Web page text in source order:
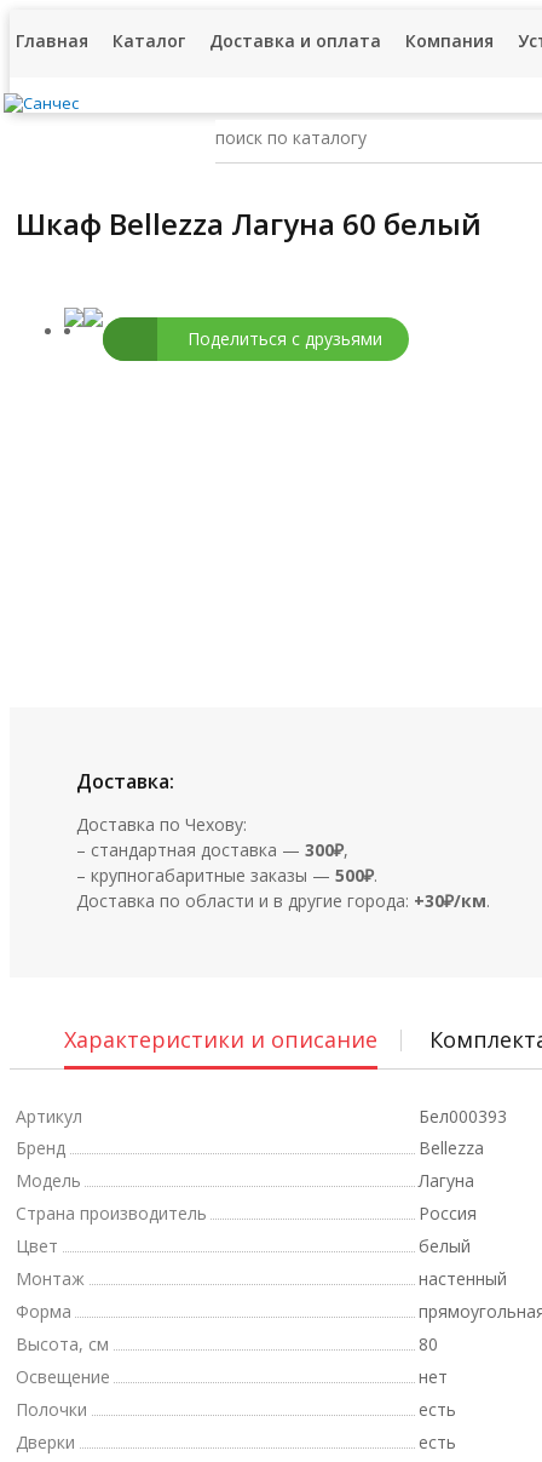
Главная Каталог Доставка и оплата Компания
Шкаф Bellezza Лагуна 60 белый
Поделиться с друзьями
Доставка:
Доставка по Чехову:
– стандартная доставка — 300₽,
– крупногабаритные заказы — 500₽.
Доставка по области и в другие города: +30₽/км.
Характеристики и описание
Артикул
Бел000393
Бренд
Bellezza
Модель
Лагуна
Страна производитель
Россия
Цвет
белый
Монтаж
настенный
Форма
Высота, см
80
Освещение
нет
Полочки
есть
Дверки
есть